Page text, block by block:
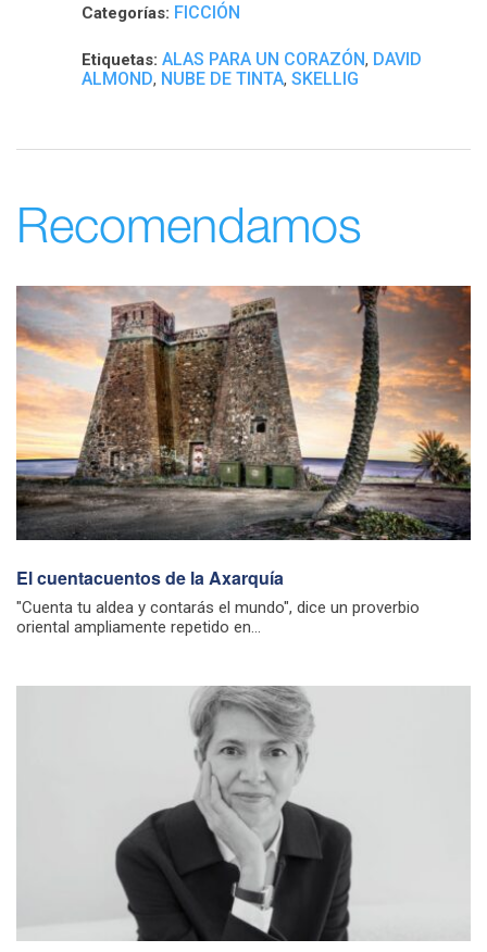
Categorías: FICCIÓN
Etiquetas: ALAS PARA UN CORAZÓN, DAVID
ALMOND, NUBE DE TINTA, SKELLIG
Recomendamos
El cuentacuentos de la Axarquía
"Cuenta tu aldea y contarás el mundo", dice un proverbio
oriental ampliamente repetido en...